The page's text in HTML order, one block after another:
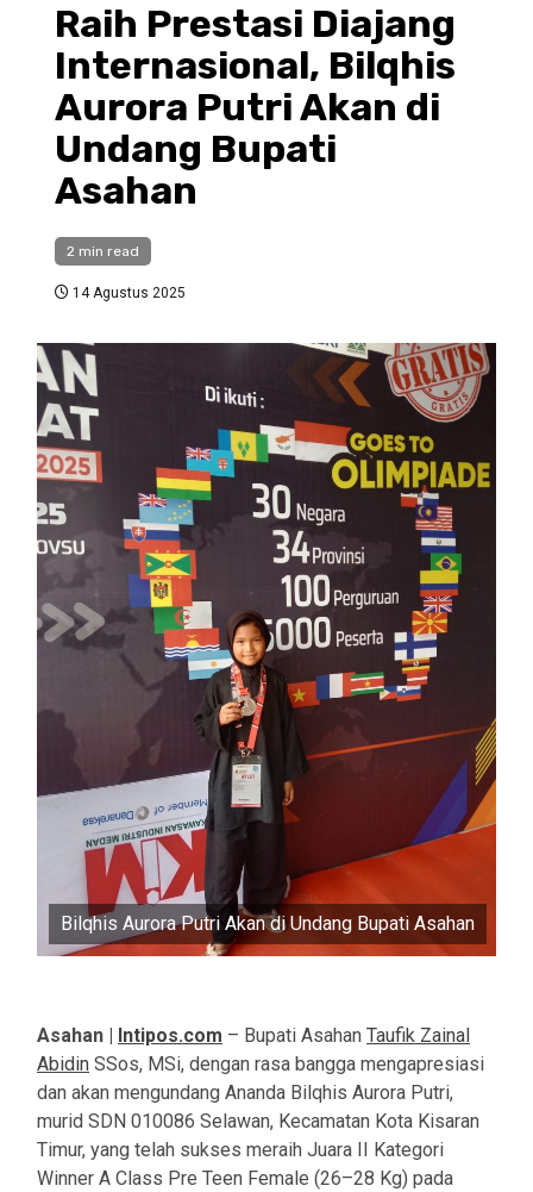
Raih Prestasi Diajang
Internasional, Bilqhis
Aurora Putri Akan di
Undang Bupati
Asahan
2 min read
14 Agustus 2025
Bilqhis Aurora Putri Akan di Undang Bupati Asahan
Asahan | Intipos.com – Bupati Asahan Taufik Zainal
Abidin SSos, MSi, dengan rasa bangga mengapresiasi
dan akan mengundang Ananda Bilqhis Aurora Putri,
murid SDN 010086 Selawan, Kecamatan Kota Kisaran
Timur, yang telah sukses meraih Juara II Kategori
Winner A Class Pre Teen Female (26–28 Kg) pada